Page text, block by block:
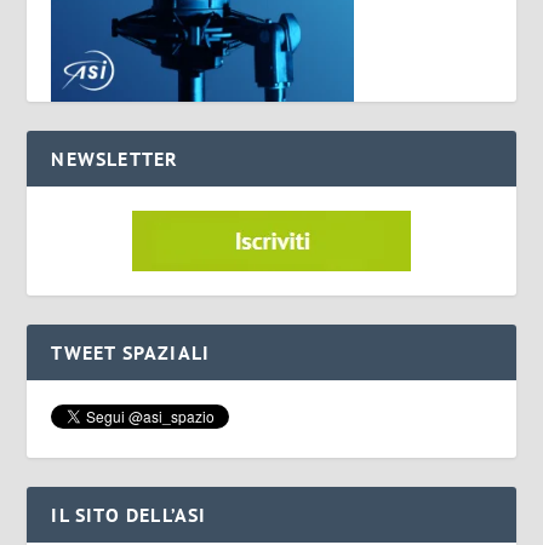
NEWSLETTER
TWEET SPAZIALI
IL SITO DELL’ASI